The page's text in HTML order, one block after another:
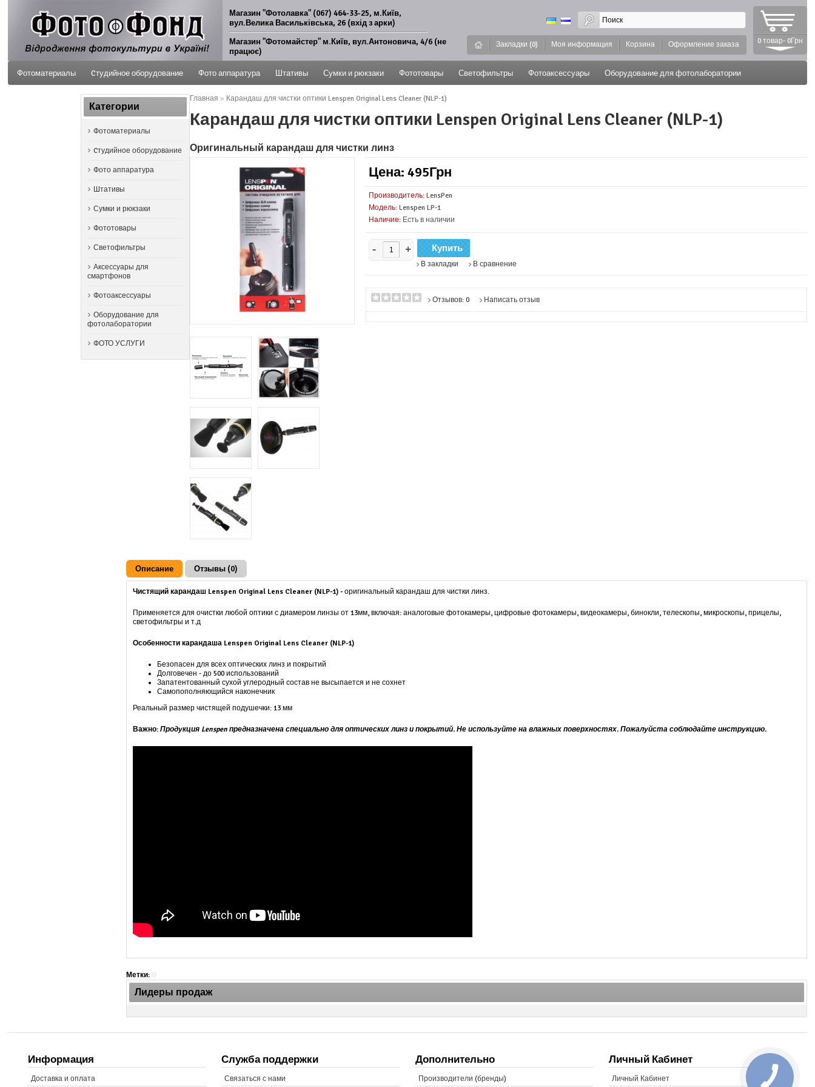
Магазин "Фотолавка" (067) 464-33-25, м.Київ,
вул.Велика Васильківська, 26 (вхід з арки)
Магазин "Фотомайстер" м.Київ, вул.Антоновича, 4/6 (не
працює)
0 товар- 0Грн
Закладки (0) Моя информация Корзина Оформление заказа
Фотоматериалы Cтудийное оборудование Фото аппаратура Штативы Сумки и рюкзаки Фототовары Светофильтры Фотоаксессуары Оборудование для фотолаборатории
Категории
Фотоматериалы
Cтудийное оборудование
Фото аппаратура
Штативы
Сумки и рюкзаки
Фототовары
Светофильтры
Аксессуары для
смартфонов
Фотоаксессуары
Оборудование для
фотолаборатории
ФОТО УСЛУГИ
Главная » Карандаш для чистки оптики Lenspen Original Lens Cleaner (NLP-1)
Карандаш для чистки оптики Lenspen Original Lens Cleaner (NLP-1)
Оригинальный карандаш для чистки линз
Цена: 495Грн
Производитель: LensPen
Модель: Lenspen LP-1
Наличие: Есть в наличии
- +
В закладки В сравнение
Отзывов: 0 Написать отзыв
Описание Отзывы (0)
Чистящий карандаш Lenspen Original Lens Cleaner (NLP-1) -оригинальный карандаш для чистки линз.
Применяется для очистки любой оптики с диамером линзы от 13мм, включая: аналоговые фотокамеры, цифровые фотокамеры, видеокамеры, бинокли, телескопы, микроскопы, прицелы,
светофильтры и т.д
Особенности карандаша Lenspen Original Lens Cleaner (NLP-1)
Безопасен для всех оптических линз и покрытий
Долговечен - до 500 использований
Запатентованный сухой углеродный состав не высыпается и не сохнет
Самопополняющийся наконечник
Реальный размер чистящей подушечки: 13 мм
Важно:Продукция Lenspen предназначена специально для оптических линз и покрытий. Не используйте на влажных поверхностях. Пожалуйста соблюдайте инструкцию.
Метки:
Лидеры продаж
Информация
Доставка и оплата
Служба поддержки
Связаться с нами
Дополнительно
Производители (бренды)
Личный Кабинет
Личный Кабинет